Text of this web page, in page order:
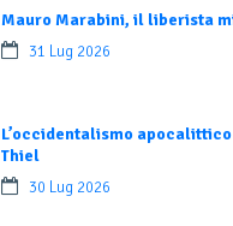
Mauro Marabini, il liberista
31 Lug 2026
L’occidentalismo
Thiel
30 Lug 2026